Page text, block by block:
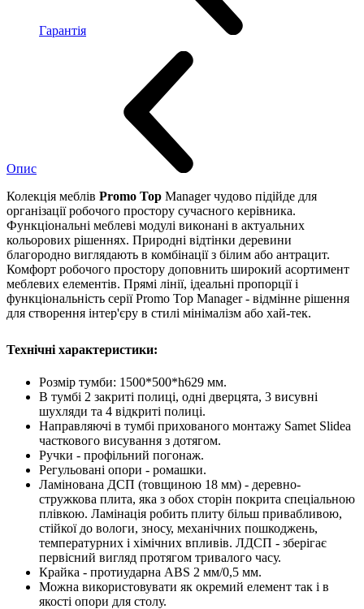
Гарантія
Опис
Колекція меблів Promo Top Manager чудово підійде для
організації робочого простору сучасного керівника.
Функціональні меблеві модулі виконані в актуальних
кольорових рішеннях. Природні відтінки деревини
благородно виглядають в комбінації з білим або антрацит.
Комфорт робочого простору доповнить широкий асортимент
меблевих елементів. Прямі лінії, ідеальні пропорції і
функціональність серії Promo Top Manager - відмінне рішення
для створення інтер'єру в стилі мінімалізм або хай-тек.
Технічні характеристики:
Розмір тумби: 1500*500*h629 мм.
В тумбі 2 закриті полиці, одні дверцята, 3 висувні
шухляди та 4 відкриті полиці.
Направляючі в тумбі прихованого монтажу Samet Slidea
часткового висування з дотягом.
Ручки - профільний погонаж.
Регульовані опори - ромашки.
Ламінована ДСП (товщиною 18 мм) - деревно-
стружкова плита, яка з обох сторін покрита спеціальною
плівкою. Ламінація робить плиту більш привабливою,
стійкої до вологи, зносу, механічних пошкоджень,
температурних і хімічних впливів. ЛДСП - зберігає
первісний вигляд протягом тривалого часу.
Крайка - протиударна ABS 2 мм/0,5 мм.
Можна використовувати як окремий елемент так і в
якості опори для столу.